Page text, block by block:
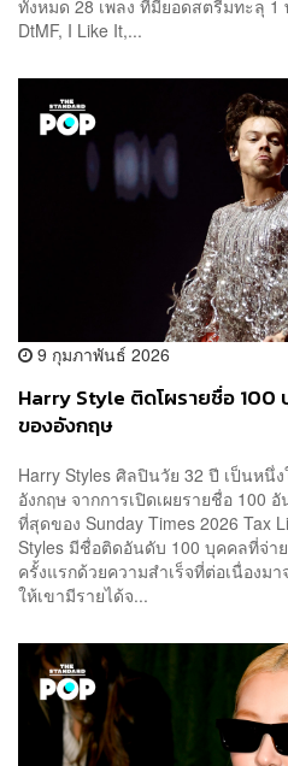
ทั้งหมด 28 เพลง ที่มียอดสตรีมทะลุ
DtMF, I Like It,...
9 กุมภาพันธ์ 2026
Harry Style ติดโผรายชื่อ 100
ของอังกฤษ
Harry Styles ศิลปินวัย 32 ปี เป็นหนึ่
อังกฤษ จากการเปิดเผยรายชื่อ 100
ที่สุดของ Sunday Times 2026 Tax
Styles มีชื่อติดอันดับ 100 บุคคลที่จ่า
ครั้งแรกด้วยความสำเร็จที่ต่อเนื่องม
ให้เขามีรายได้จ...